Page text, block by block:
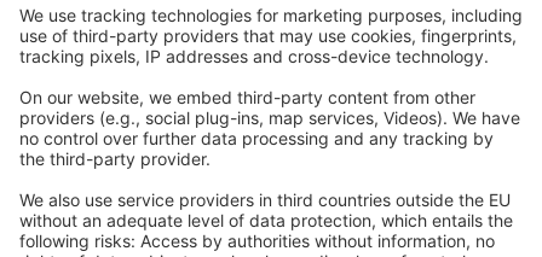
Связь
Юридический
отпечаток
политика конфиденциальности
общие положения и условия